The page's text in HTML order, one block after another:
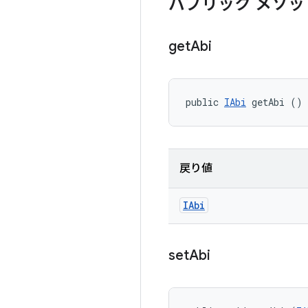
パブリック メソ
getAbi
public IAbi getAbi ()
戻り値
IAbi
setAbi